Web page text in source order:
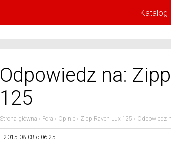
Katalog
Odpowiedz na:
125
Strona główna › Fora › Opinie › Zipp Raven Lux 125 › Odpowiedz
2015-08-08 o 06:25